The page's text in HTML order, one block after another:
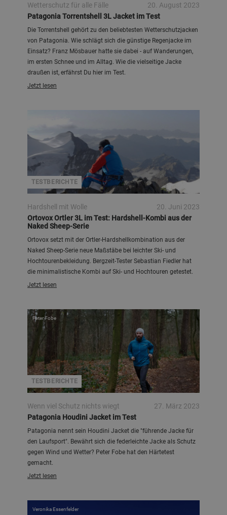
Wetterschutz für alle Fälle
20. August 2023
Patagonia Torrentshell 3L Jacket im Test
Die Torrentshell gehört zu den beliebtesten Wetterschutzjacken
von Patagonia. Wie schlägt sich die günstige Regenjacke im
Einsatz? Franz Mösbauer hatte sie dabei - auf Wanderungen,
im ersten Schnee und im Alltag. Wie die vielseitige Jacke
draußen ist, erfährst Du hier im Test.
Jetzt lesen
TESTBERICHTE
Hardshell mit Wolle
20. Juni 2023
Ortovox Ortler 3L im Test: Hardshell-Kombi aus der
Naked Sheep-Serie
Ortovox setzt mit der Ortler-Hardshellkombination aus der
Naked Sheep-Serie neue Maßstäbe bei leichter Ski- und
Hochtourenbekleidung. Bergzeit-Tester Sebastian Fiedler hat
die minimalistische Kombi auf Ski- und Hochtouren getestet.
Jetzt lesen
TESTBERICHTE
Peter Fobe
Wenn viel Schutz nichts wiegt
27. März 2023
Patagonia Houdini Jacket im Test
Patagonia nennt sein Houdini Jacket die "führende Jacke für
den Laufsport". Bewährt sich die federleichte Jacke als Schutz
gegen Wind und Wetter? Peter Fobe hat den Härtetest
gemacht.
Jetzt lesen
Veronika Essenfelder